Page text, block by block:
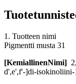
1. Tuotteen nimi
Pigmentti musta 31
[KemiallinenNimi]
d',e',f'-]di-